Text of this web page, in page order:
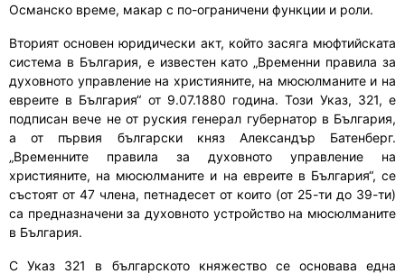
Османско време, макар с по-ограничени функции и роли.
Вторият основен юридически акт, който засяга мюфтийската
система в България, еизвестен като „Временни правила за
духовното управление на християните, на мюсюлманите и на
евреите в България“ от 9.07.1880 година. Този Указ, 321, е
подписан вече не от руския генерал губернатор в България,
а от първия български княз Александър Батенберг.
„Временните правила за духовното управление на
християните, на мюсюлманите и на евреите в България“, се
състоят от 47 члена, петнадесет от които (от 25-ти до 39-ти)
са предназначениза духовното устройство на мюсюлманите
в България.
С Указ 321 в българското княжество се основава една